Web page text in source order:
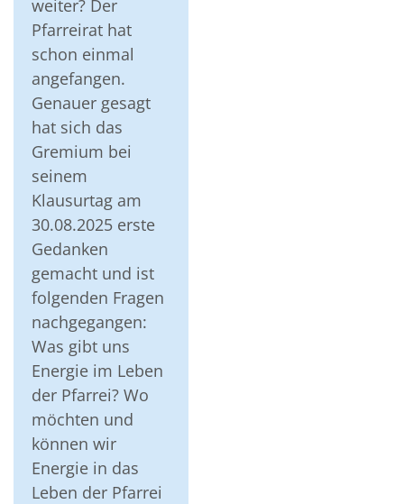
weiter? Der
Pfarreirat hat
schon einmal
angefangen.
Genauer gesagt
hat sich das
Gremium bei
seinem
Klausurtag am
30.08.2025 erste
Gedanken
gemacht und ist
folgenden Fragen
nachgegangen:
Was gibt uns
Energie im Leben
der Pfarrei? Wo
möchten und
können wir
Energie in das
Leben der Pfarrei